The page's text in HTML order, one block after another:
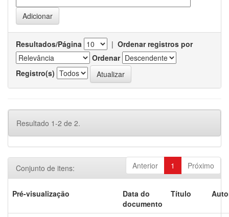
Resultados/Página | Ordenar registros por
Ordenar
Registro(s)
Resultado 1-2 de 2.
Anterior 1 Próximo
Conjunto de itens:
Pré-visualização
Data do
documento
Título